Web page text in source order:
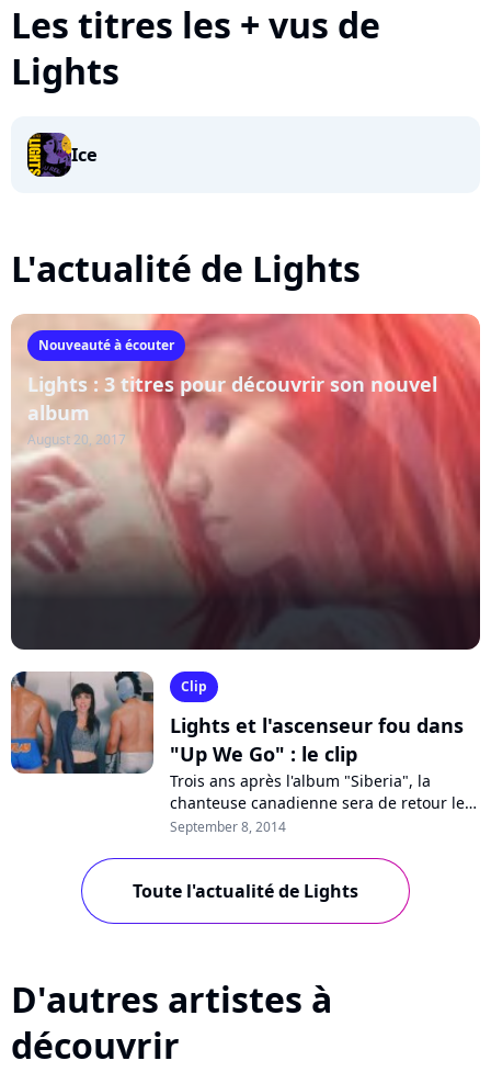
Les titres les + vus de
Lights
Ice
L'actualité de Lights
Nouveauté à écouter
Lights : 3 titres pour découvrir son nouvel
album
August 20, 2017
Clip
Lights et l'ascenseur fou dans
"Up We Go" : le clip
Trois ans après l'album "Siberia", la
chanteuse canadienne sera de retour le
23 septembre avec "Little Machines".
September 8, 2014
Toute l'actualité de Lights
D'autres artistes à
découvrir